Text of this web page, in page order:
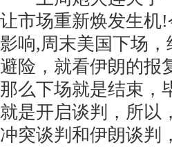
让市场重新焕发生机
影响,周末美国下场
避险，就看伊朗的报
那么下场就是结束，
就是开启谈判，所以
冲突谈判和伊朗谈判